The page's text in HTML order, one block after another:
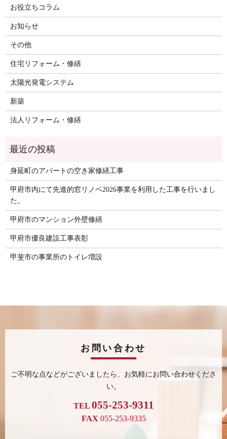
お役立ちコラム
お知らせ
その他
住宅リフォーム・修繕
太陽光発電システム
新築
法人リフォーム・修繕
身延町のアパートの空き家修繕工事
甲府市内にて先進的窓リノベ2026事業を利用した工事を行いまし
た。
甲府市のマンション外壁修繕
甲府市優良建設工事表彰
甲斐市の事業所のトイレ増設
お問い合わせ
ご不明な点などがございましたら、 お気軽にお問い合わせくださ
い。
TEL 055-253-9311
FAX 055-253-9335